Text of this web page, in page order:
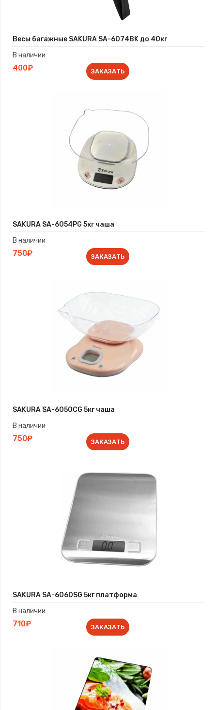
Весы багажные SAKURA SA-6074BK до 40кг
В наличии
400₽ ЗАКАЗАТЬ
SAKURA SA-6054PG 5кг чаша
В наличии
750₽ ЗАКАЗАТЬ
SAKURA SA-6050CG 5кг чаша
В наличии
750₽ ЗАКАЗАТЬ
SAKURA SA-6060SG 5кг платформа
В наличии
710₽ ЗАКАЗАТЬ